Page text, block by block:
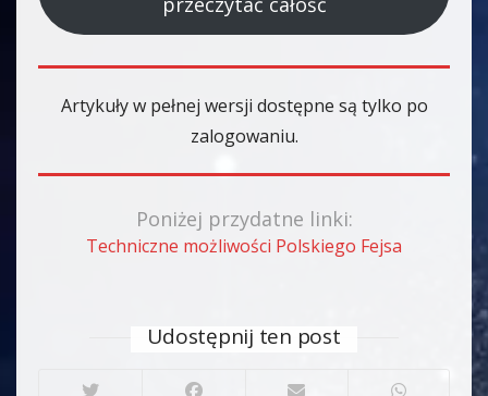
Artykuły w pełnej wersji dostępne są tylko po
zalogowaniu.
Poniżej przydatne linki:
Techniczne możliwości Polskiego Fejsa
Udostępnij ten post